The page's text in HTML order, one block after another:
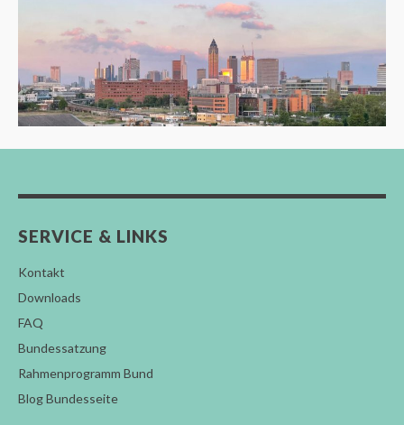
SERVICE & LINKS
Kontakt
Downloads
FAQ
Bundessatzung
Rahmenprogramm Bund
Blog Bundesseite